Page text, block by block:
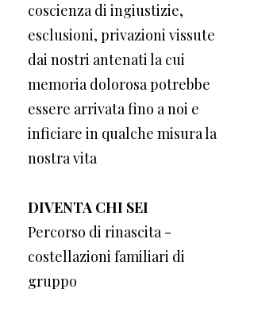
coscienza di ingiustizie,
esclusioni, privazioni vissute
dai nostri antenati la cui
memoria dolorosa potrebbe
essere arrivata fino a noi e
inficiare in qualche misura la
nostra vita
DIVENTA CHI SEI
Percorso di rinascita -
costellazioni familiari di
gruppo